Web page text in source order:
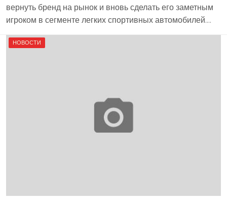
вернуть бренд на рынок и вновь сделать его заметным
игроком в сегменте легких спортивных автомобилей….
НОВОСТИ